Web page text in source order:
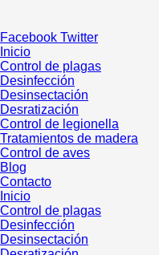
al
contenido
Facebook Twitter
Inicio
Control de plagas
Desinfección
Desinsectación
Desratización
Control de legionella
Tratamientos de madera
Control de aves
Blog
Contacto
Inicio
Control de plagas
Desinfección
Desinsectación